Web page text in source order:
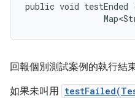
public void testEnded
回報個別測試案例的執行結
如果未叫用